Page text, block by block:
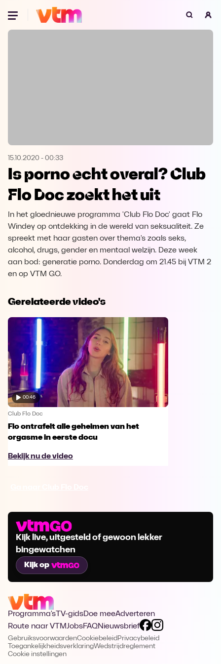
Oeps, browser niet ondersteund
Microsoft Edge Download
Opera Download
15.10.2020 - 00:33
Is porno echt overal? Club
Flo Doc zoekt het uit
In het gloednieuwe programma 'Club Flo Doc' gaat Flo
Windey op ontdekking in de wereld van seksualiteit. Ze
spreekt met haar gasten over thema's zoals seks,
alcohol, drugs, gender en mentaal welzijn. Deze week
aan bod: generatie porno. Donderdag om 21.45 bij VTM 2
en op VTM GO.
Gerelateerde video's
00:46
Club Flo Doc
Flo ontrafelt alle geheimen van het
orgasme in eerste docu
Bekijk nu de video
Kijk live, uitgesteld of gewoon lekker
bingewatchen
Kijk op
Programma's TV-gidsDoe meeAdverteren
Route naar VTMJobsFAQNieuwsbrief
GebruiksvoorwaardenCookiebeleid Privacybeleid
ToegankelijkheidsverklaringWedstrijdreglement
Cookie instellingen